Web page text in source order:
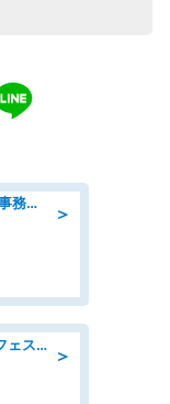
＞
09月開始/総合設備会社での営業・事務のお仕事/車通勤可/賞与あり/営業/営業事務
＞
ホールスタッフ/「家具屋が営むカフェスタッフ!」週2日～OK!嬉しいまかない付き/岡山県/浅口郡里庄町